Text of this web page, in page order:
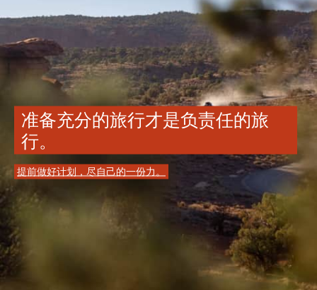
准备充分的旅行才是负责任的旅
行。
提前做好计划，尽自己的一份力。